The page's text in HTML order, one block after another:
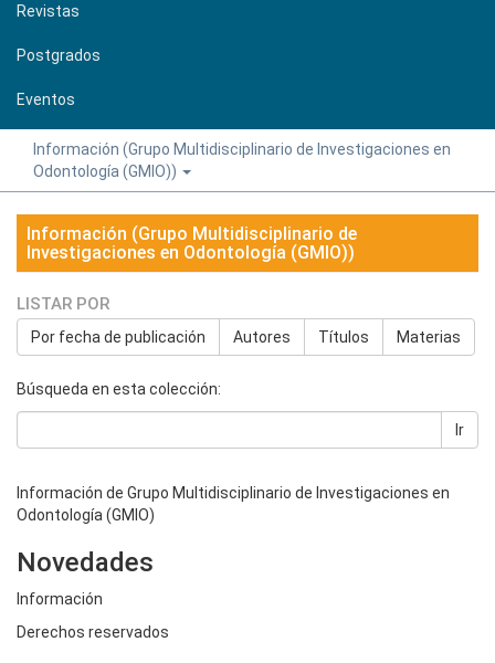
Revistas
Postgrados
Eventos
Información (Grupo Multidisciplinario de Investigaciones en
Odontología (GMIO))
Información (Grupo Multidisciplinario de
Investigaciones en Odontología (GMIO))
LISTAR POR
Por fecha de publicación Autores Títulos Materias
Búsqueda en esta colección:
Ir
Información de Grupo Multidisciplinario de Investigaciones en
Odontología (GMIO)
Novedades
Información
Derechos reservados